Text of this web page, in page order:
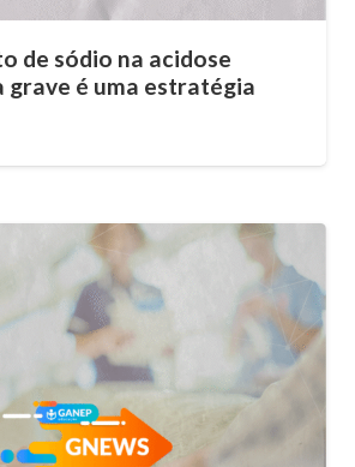
de sódio na acidose
grave é uma estratégia